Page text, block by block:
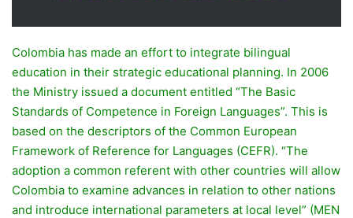
Colombia has made an effort to integrate bilingual
education in their strategic educational planning. In 2006
the Ministry issued a document entitled “The Basic
Standards of Competence in Foreign Languages”. This is
based on the descriptors of the Common European
Framework of Reference for Languages (CEFR). “The
adoption a common referent with other countries will allow
Colombia to examine advances in relation to other nations
and introduce international parameters at local level” (MEN